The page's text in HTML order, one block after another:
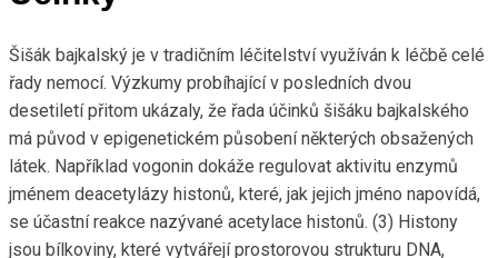
Šišák bajkalský je v tradičním léčitelství využíván k léčbě celé
řady nemocí. Výzkumy probíhající v posledních dvou
desetiletí přitom ukázaly, že řada účinků šišáku bajkalského
má původ v epigenetickém působení některých obsažených
látek. Například vogonin dokáže regulovat aktivitu enzymů
jménem deacetylázy histonů, které, jak jejich jméno napovídá,
se účastní reakce nazývané acetylace histonů. (3) Histony
jsou bílkoviny, které vytvářejí prostorovou strukturu DNA,